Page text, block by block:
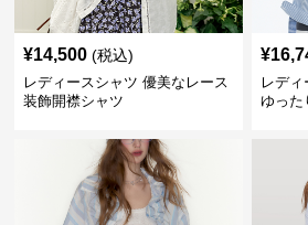
¥14,500 (税込)
レディースシャツ 優美なレース
装飾開襟シャツ
¥
レデ
ゆった